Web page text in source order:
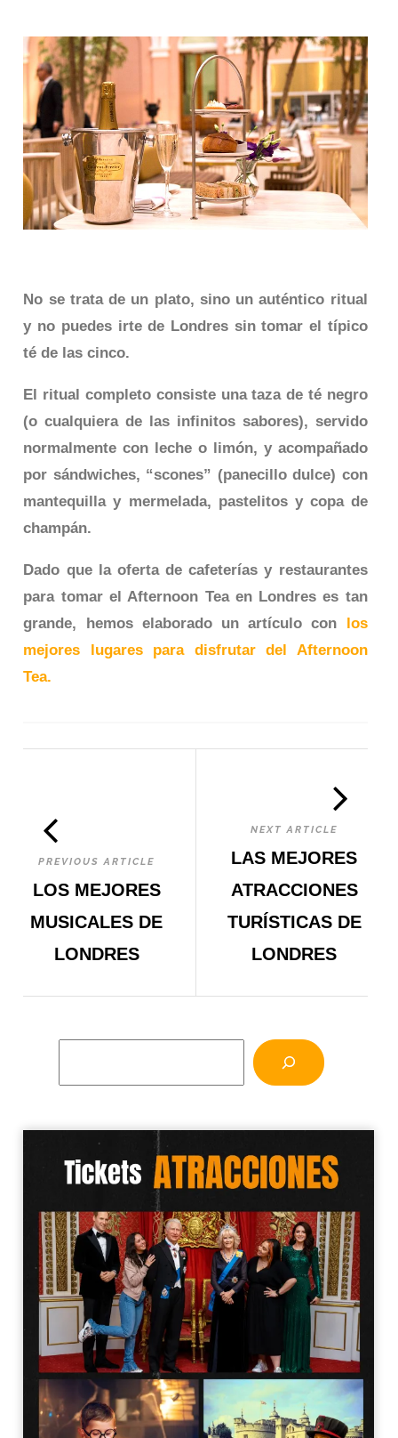
No se trata de un plato, sino un auténtico ritual
y no puedes irte de Londres sin tomar el típico
té de las cinco.
El ritual completo consiste una taza de té negro
(o cualquiera de las infinitos sabores), servido
normalmente con leche o limón, y acompañado
por sándwiches, “scones” (panecillo dulce) con
mantequilla y mermelada, pastelitos y copa de
champán.
Dado que la oferta de cafeterías y restaurantes
para tomar el Afternoon Tea en Londres es tan
grande, hemos elaborado un artículo con los
mejores lugares para disfrutar del Afternoon
Tea.
PREVIOUS ARTICLE
LOS MEJORES
MUSICALES DE
LONDRES
NEXT ARTICLE
LAS MEJORES
ATRACCIONES
TURÍSTICAS DE
LONDRES